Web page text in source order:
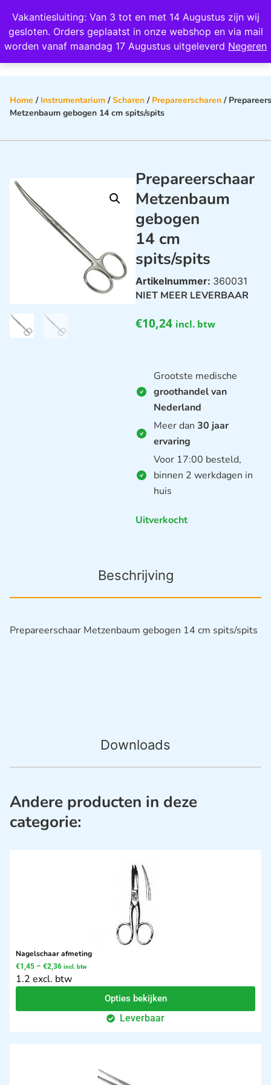
Vakantiesluiting: Van 3 tot en met 14 Augustus zijn wij
gesloten. Orders geplaatst in onze webshop en via mail
worden vanaf maandag 17 Augustus uitgeleverd Negeren
Wij scoren een 4,8 op Google
Home / Instrumentarium /Scharen / Prepareerscharen /
Metzenbaum gebogen 14 cm spits/spits
Prepareerschaar
Metzenbaum
gebogen
14 cm
spits/spits
Artikelnummer: 360031
NIET MEER LEVERBAAR
€10,24 incl. btw
Grootste medische
groothandel van
Nederland
Meer dan 30 jaar
ervaring
Voor 17:00 besteld,
binnen 2 werkdagen in
huis
Uitverkocht
Beschrijving
Downloads
Prepareerschaar Metzenbaum gebogen 14 cm spits/spits
Andere producten in deze
categorie:
Nagelschaar afmeting
€1,45 – €2,36 incl. btw
1.2 excl. btw
Opties bekijken
Leverbaar